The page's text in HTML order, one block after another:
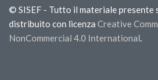
© SISEF - Tutto il materiale presente
distribuito con licenza Creative
NonCommercial 4.0 International.